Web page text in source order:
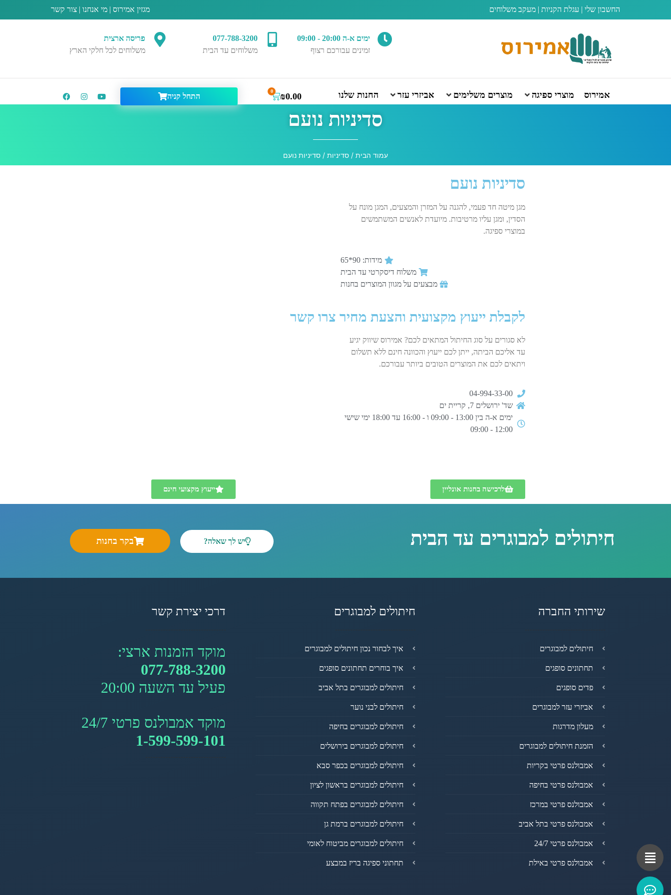
החשבון שלי | עגלת הקניות | מעקב משלוחים מגזין אמירוס | מי אנחנו | צור קשר
ימים א-ה 20:00 - 09:00
זמינים עבורכם רצוף
077-788-3200
משלוחים עד הבית
פריסה ארצית
משלוחים לכל חלקי הארץ
אמירוס מוצרי ספיגה מוצרים משלימים אביזרי עזר החנות שלנו ₪0.00
0
התחל קניה
סדיניות נועם
עמוד הבית / סדיניות / סדיניות נועם
סדיניות נועם
מגן מיטה חד פעמי, להגנה על המזרן והמצעים, המגן מונח על
הסדין, ומגן עליו מרטיבות. מיועדת לאנשים המשתמשים
במוצרי ספיגה.
מידות: 90*65
משלוח דיסקרטי עד הבית
מבצעים על מגוון המוצרים בחנות
לקבלת ייעוץ מקצועית והצעת מחיר צרו קשר
לא סגורים על סוג החיתול המתאים לכם? אמירוס שיווק יגיע
עד אליכם הביתה, ייתן לכם ייעוץ והכוונה חינם ללא תשלום
ויתאים לכם את המוצרים הטובים ביותר עבורכם.
04-994-33-00
שד' ירושלים 7, קריית ים
ימים א-ה בין 13:00 - 09:00 ו - 16:00 עד 18:00 ימי שישי
12:00 - 09:00
לרכישה בחנות אונליין ייעוץ מקצועי חינם
חיתולים למבוגרים עד הבית יש לך שאלה? בקר בחנות
שירותי החברה
חיתולים למבוגרים
תחתונים סופגים
פדים סופגים
אביזרי עזר למבוגרים
מעלון מדרגות
הזמנת חיתולים למבוגרים
אמבולנס פרטי בקריות
אמבולנס פרטי בחיפה
אמבולנס פרטי במרכז
אמבולנס פרטי בתל אביב
אמבולנס פרטי 24/7
אמבולנס פרטי באילת
חיתולים למבוגרים
איך לבחור נכון חיתולים למבוגרים
איך בוחרים תחתונים סופגים
חיתולים למבוגרים בתל אביב
חיתולים לבני נוער
חיתולים למבוגרים בחיפה
חיתולים למבוגרים בירושלים
חיתולים למבוגרים בכפר סבא
חיתולים למבוגרים בראשון לציון
חיתולים למבוגרים בפתח תקווה
חיתולים למבוגרים ברמת גן
חיתולים למבוגרים מביטוח לאומי
תחתוני ספיגה בריז במבצע
דרכי יצירת קשר
מוקד הזמנות ארצי:
077-788-3200
פעיל עד השעה 20:00
מוקד אמבולנס פרטי 24/7
1-599-599-101